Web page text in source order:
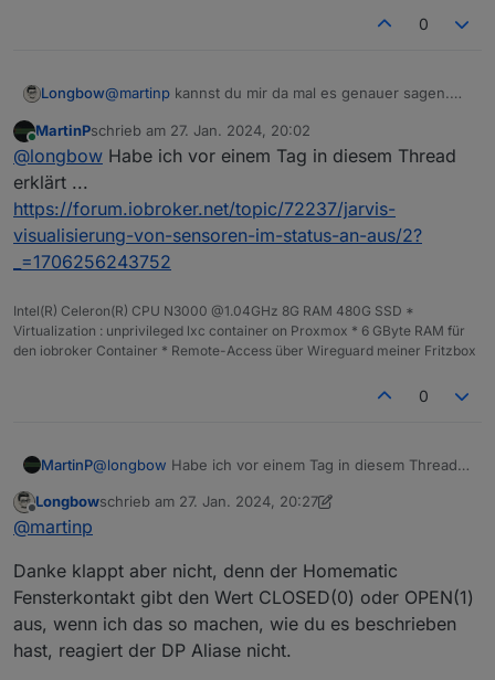
0
Longbow@martinp kannst du mir da mal es genauer sagen.
Online
MartinPschrieb am 27. Jan. 2024, 20:02
zuletzt editiert von
@longbow Habe ich vor einem Tag in diesem Thread
erklärt ...
https://forum.iobroker.net/topic/72237/jarvis-
visualisierung-von-sensoren-im-status-an-aus/2?
_=1706256243752
Intel(R) Celeron(R) CPU N3000 @1.04GHz 8G RAM 480G SSD *
Virtualization : unprivileged lxc container on Proxmox * 6 GByte RAM für
den iobroker Container * Remote-Access über Wireguard meiner Fritzbox
0
MartinP@longbow Habe ich vor einem Tag in diesem Thread
https://forum.iobroker.net/topic/72237/jarvis-
Offline
Longbowschrieb am 27. Jan. 2024, 20:27
zuletzt editiert von Longbow
@martinp
Danke klappt aber nicht, denn der Homematic
Fensterkontakt gibt den Wert CLOSED(0) oder OPEN(1)
aus, wenn ich das so machen, wie du es beschrieben
hast, reagiert der DP Aliase nicht.